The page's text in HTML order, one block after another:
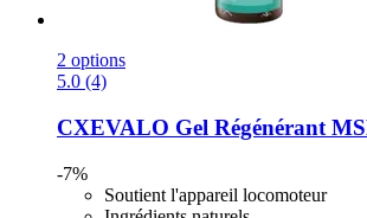
2 options
5.0 (4)
CXEVALO Gel Régénérant
-7%
Soutient l'appareil locomoteur